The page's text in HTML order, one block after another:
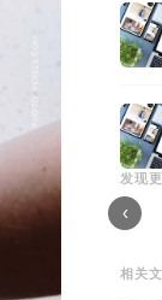
发现
‹
提
付
提升
自
相关